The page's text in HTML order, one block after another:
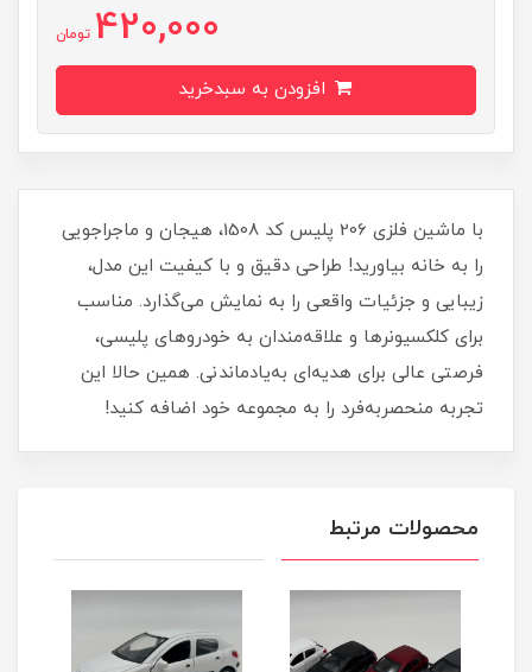
420,000 تومان
با ماشین فلزی 206 پلیس کد 1508، هیجان و ماجراجویی
را به خانه بیاورید! طراحی دقیق و با کیفیت این مدل،
زیبایی و جزئیات واقعی را به نمایش می‌گذارد. مناسب
برای کلکسیونرها و علاقه‌مندان به خودروهای پلیسی،
فرصتی عالی برای هدیه‌ای به‌یادماندنی. همین حالا این
تجربه منحصربه‌فرد را به مجموعه خود اضافه کنید!
محصولات مرتبط